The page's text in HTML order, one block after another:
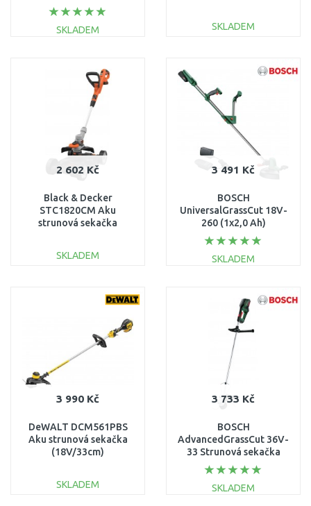
sekačka akumulátorová,
1x2,0 Ah 06008C1F00
SKLADEM
Porovnat
SKLADEM
2 602 Kč
Black & Decker
STC1820CM Aku
strunová sekačka
SKLADEM
3 491 Kč
BOSCH
UniversalGrassCut 18V-
260 (1x2,0 Ah)
Akumulátorová
strunová sekačka
06008C1D03
SKLADEM
Porovnat
3 990 Kč
DeWALT DCM561PBS
Aku strunová sekačka
(18V/33cm)
SKLADEM
3 733 Kč
BOSCH
AdvancedGrassCut 36V-
33 Strunová sekačka
akumulátorová
06008C1K01
SKLADEM